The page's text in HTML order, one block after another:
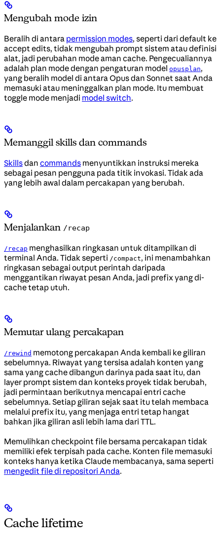
Mengubah mode izin
Beralih di antara permission modes, seperti dari default ke
accept edits, tidak mengubah prompt sistem atau definisi
alat, jadi perubahan mode aman cache. Pengecualiannya
adalah plan mode dengan pengaturan model opusplan,
yang beralih model di antara Opus dan Sonnet saat Anda
memasuki atau meninggalkan plan mode. Itu membuat
toggle mode menjadi model switch.
Memanggil skills dan commands
Skillsdan commands menyuntikkan instruksi mereka
sebagai pesan pengguna pada titik invokasi. Tidak ada
yang lebih awal dalam percakapan yang berubah.
Menjalankan /recap
/recap menghasilkan ringkasan untuk ditampilkan di
terminal Anda. Tidak seperti /compact, ini menambahkan
ringkasan sebagai output perintah daripada
menggantikan riwayat pesan Anda, jadi prefix yang di-
cache tetap utuh.
Memutar ulang percakapan
/rewind memotong percakapan Anda kembali ke giliran
sebelumnya. Riwayat yang tersisa adalah konten yang
sama yang cache dibangun darinya pada saat itu, dan
layer prompt sistem dan konteks proyek tidak berubah,
jadi permintaan berikutnya mencapai entri cache
sebelumnya. Setiap giliran sejak saat itu telah membaca
melalui prefix itu, yang menjaga entri tetap hangat
bahkan jika giliran asli lebih lama dari TTL.
Memulihkan checkpoint file bersama percakapan tidak
memiliki efek terpisah pada cache. Konten file memasuki
konteks hanya ketika Claude membacanya, sama seperti
mengedit file di repositori Anda.
Cache lifetime